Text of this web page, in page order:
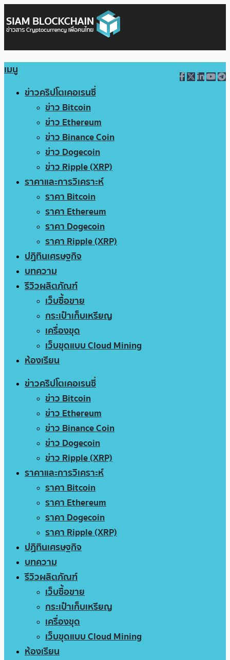
เมนู
ข่าวคริปโตเคอเรนซี่
ข่าว Bitcoin
ข่าว Ethereum
ข่าว Binance Coin
ข่าว Dogecoin
ข่าว Ripple (XRP)
ราคาและการวิเคราะห์
ราคา Bitcoin
ราคา Ethereum
ราคา Dogecoin
ราคา Ripple (XRP)
ปฏิทินเศรษฐกิจ
บทความ
รีวิวผลิตภัณฑ์
เว็บซื้อขาย
กระเป๋าเก็บเหรียญ
เครื่องขุด
เว็บขุดแบบ Cloud Mining
ห้องเรียน
ข่าวคริปโตเคอเรนซี่
ข่าว Bitcoin
ข่าว Ethereum
ข่าว Binance Coin
ข่าว Dogecoin
ข่าว Ripple (XRP)
ราคาและการวิเคราะห์
ราคา Bitcoin
ราคา Ethereum
ราคา Dogecoin
ราคา Ripple (XRP)
ปฏิทินเศรษฐกิจ
บทความ
รีวิวผลิตภัณฑ์
เว็บซื้อขาย
กระเป๋าเก็บเหรียญ
เครื่องขุด
เว็บขุดแบบ Cloud Mining
ห้องเรียน